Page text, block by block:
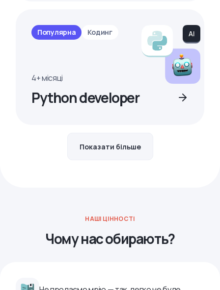
Популярна Кодинг
4+ місяці
Python developer
Показати більше
НАШІ ЦІННОСТІ
Чому нас обирають?